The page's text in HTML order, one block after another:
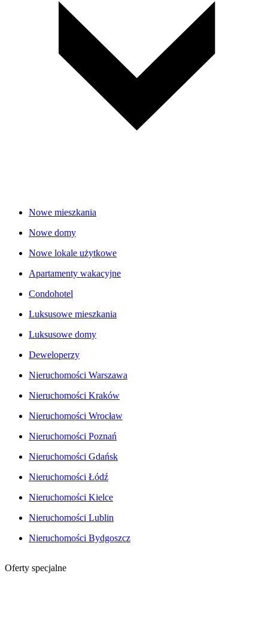
Nowe mieszkania
Nowe domy
Nowe lokale użytkowe
Apartamenty wakacyjne
Condohotel
Luksusowe mieszkania
Luksusowe domy
Deweloperzy
Nieruchomości Warszawa
Nieruchomości Kraków
Nieruchomości Wrocław
Nieruchomości Poznań
Nieruchomości Gdańsk
Nieruchomości Łódź
Nieruchomości Kielce
Nieruchomości Lublin
Nieruchomości Bydgoszcz
Oferty specjalne